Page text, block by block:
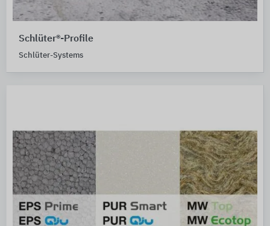
Schlüter®-Profile
Schlüter-Systems